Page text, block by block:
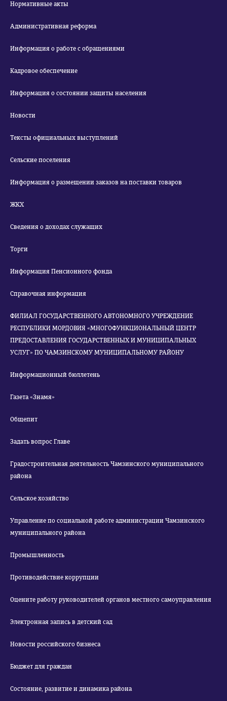
Нормативные акты
Административная реформа
Информация о работе с обращениями
Кадровое обеспечение
Информация о состоянии защиты населения
Новости
Тексты официальных выступлений
Сельские поселения
Информация о размещении заказов на поставки товаров
ЖКХ
Сведения о доходах служащих
Торги
Информация Пенсионного фонда
Справочная информация
ФИЛИАЛ ГОСУДАРСТВЕННОГО АВТОНОМНОГО УЧРЕЖДЕНИЕ
РЕСПУБЛИКИ МОРДОВИЯ «МНОГОФУНКЦИОНАЛЬНЫЙ ЦЕНТР
ПРЕДОСТАВЛЕНИЯ ГОСУДАРСТВЕННЫХ И МУНИЦИПАЛЬНЫХ
УСЛУГ» ПО ЧАМЗИНСКОМУ МУНИЦИПАЛЬНОМУ РАЙОНУ
Информационный бюллетень
Газета «Знамя»
Общепит
Задать вопрос Главе
Градостроительная деятельность Чамзинского муниципального
района
Сельское хозяйство
Управление по социальной работе администрации Чамзинского
муниципального района
Промышленность
Противодействие коррупции
Оцените работу руководителей органов местного самоуправления
Электронная запись в детский сад
Новости российского бизнеса
Бюджет для граждан
Состояние, развитие и динамика района